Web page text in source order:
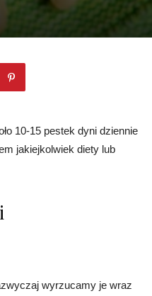
10-15 pestek dyni dziennie
jakiejkolwiek diety lub
wyrzucamy je wraz